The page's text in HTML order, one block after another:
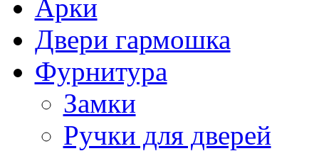
Арки
Двери гармошка
Фурнитура
Замки
Ручки для дверей